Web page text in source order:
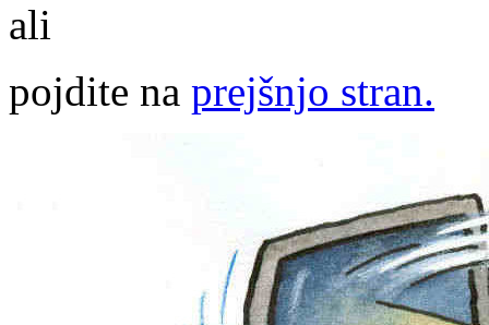
ali
pojdite na prejšnjo stran.